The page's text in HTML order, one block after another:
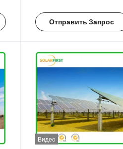
Отправить Запрос
Видео